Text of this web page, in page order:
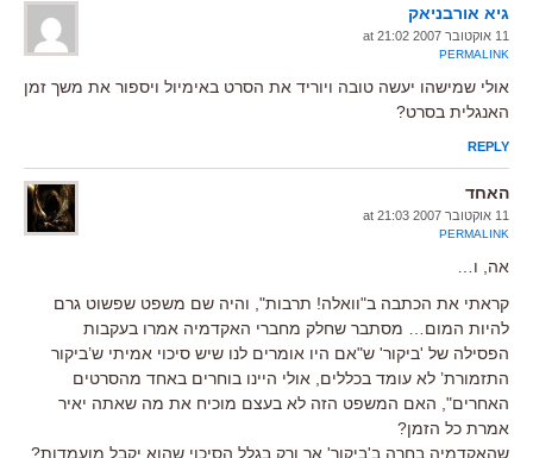
גיא אורבניאק
11 אוקטובר 2007 at 21:02
PERMALINK
אולי שמישהו יעשה טובה ויוריד את הסרט באימיול ויספור את משך זמן
האנגלית בסרט?
REPLY
האחד
11 אוקטובר 2007 at 21:03
PERMALINK
אה, ו…
קראתי את הכתבה ב"וואלה! תרבות", והיה שם משפט שפשוט גרם
להיות המום… מסתבר שחלק מחברי האקדמיה אמרו בעקבות
הפסילה של 'ביקור' ש"אם היו אומרים לנו שיש סיכוי אמיתי ש’ביקור
התזמורת’ לא עומד בכללים, אולי היינו בוחרים באחד מהסרטים
האחרים", האם המשפט הזה לא בעצם מוכיח את מה שאתה יאיר
אמרת כל הזמן?
שהאקדמיה בחרה ב'ביקור' אך ורק בגלל הסיכוי שהוא יקבל מועמדות?